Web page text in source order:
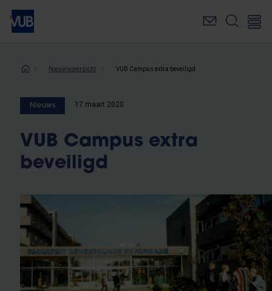
Overslaan
naar
inhoudKruimelpad
Nieuwsoverzicht VUB Campus extra beveiligd
Nieuws 17 maart 2020
VUB Campus extra
beveiligd